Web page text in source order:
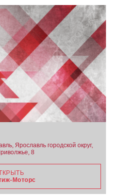
Ярославль городской округ,
8
Моторс